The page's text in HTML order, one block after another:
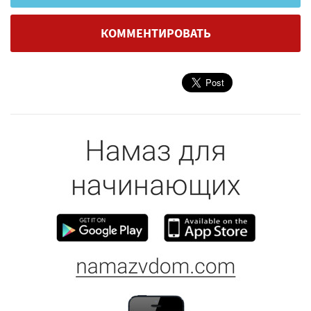
КОММЕНТИРОВАТЬ